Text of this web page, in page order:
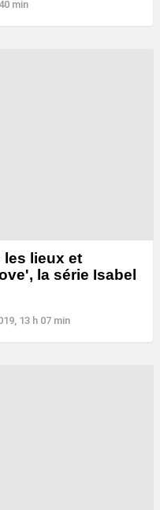
min
les lieux et
la série Isabel
13 h 07 min